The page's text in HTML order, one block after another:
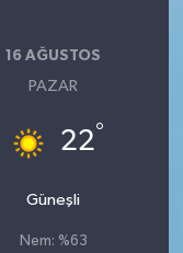
16 AĞUSTOS
PAZAR
22°
Güneşli
Nem: %63